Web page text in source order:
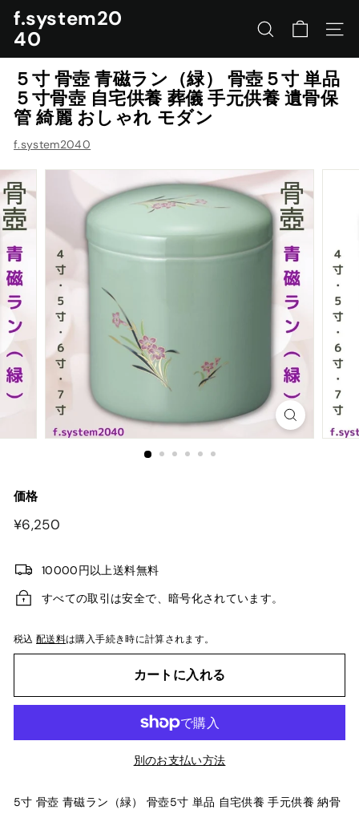
ン
プ
す
る
f.system20
40
サイトを検索する
ナビ
５寸 骨壺 青磁ラン（緑） 骨壺５寸 単品
５寸骨壺 自宅供養 葬儀 手元供養 遺骨保
管 綺麗 おしゃれ モダン
f.system2040
価格
¥6,250
10000円以上送料無料
すべての取引は安全で、暗号化されています。
税込配送料は購入手続き時に計算されます。
カートに入れる
別のお支払い方法
5寸 骨壺 青磁ラン（緑） 骨壺5寸 単品 自宅供養 手元供養 納骨